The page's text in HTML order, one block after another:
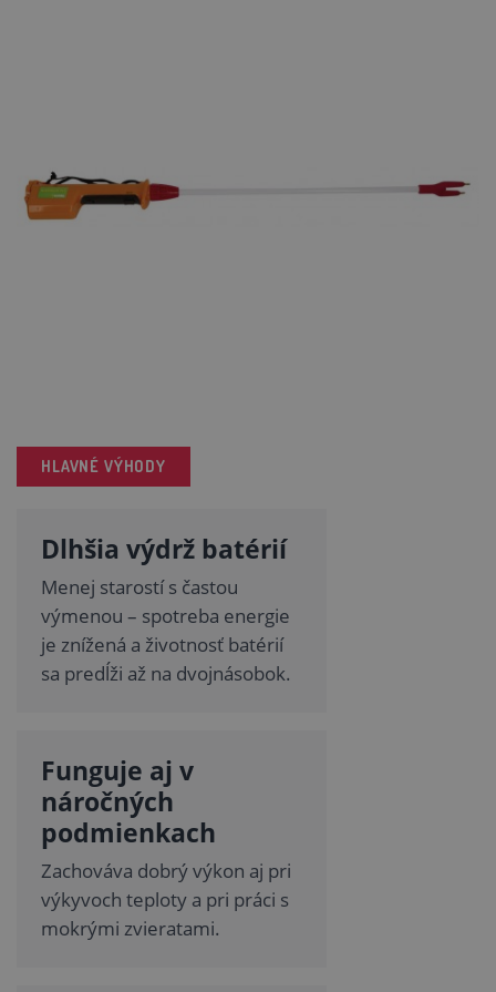
HLAVNÉ VÝHODY
Dlhšia výdrž batérií
Menej starostí s častou
výmenou – spotreba energie
je znížená a životnosť batérií
sa predĺži až na dvojnásobok.
Funguje aj v
náročných
podmienkach
Zachováva dobrý výkon aj pri
výkyvoch teploty a pri práci s
mokrými zvieratami.